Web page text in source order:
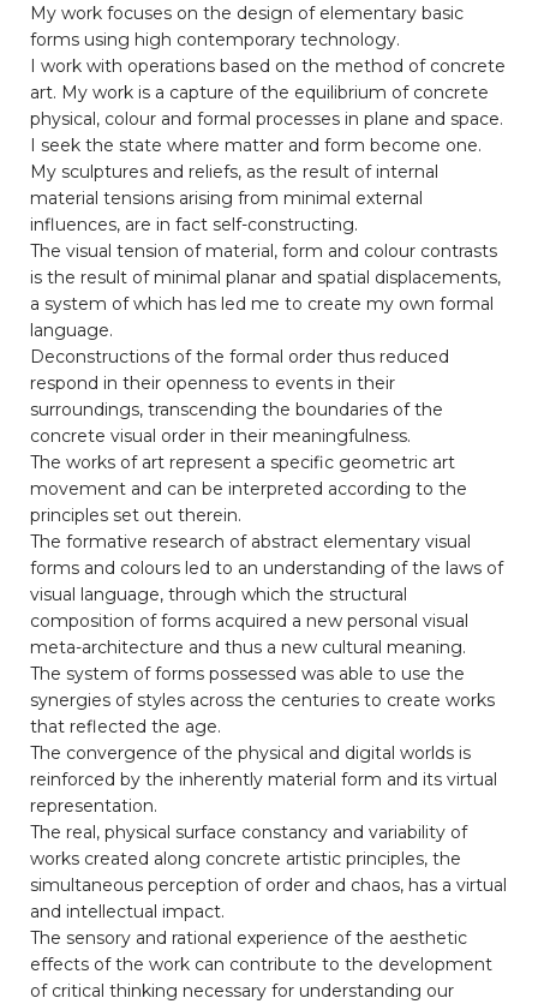
My work focuses on the design of elementary basic
forms using high contemporary technology.
I work with operations based on the method of concrete
art. My work is a capture of the equilibrium of concrete
physical, colour and formal processes in plane and space.
I seek the state where matter and form become one.
My sculptures and reliefs, as the result of internal
material tensions arising from minimal external
influences, are in fact self-constructing.
The visual tension of material, form and colour contrasts
is the result of minimal planar and spatial displacements,
a system of which has led me to create my own formal
language.
Deconstructions of the formal order thus reduced
respond in their openness to events in their
surroundings, transcending the boundaries of the
concrete visual order in their meaningfulness.
The works of art represent a specific geometric art
movement and can be interpreted according to the
principles set out therein.
The formative research of abstract elementary visual
forms and colours led to an understanding of the laws of
visual language, through which the structural
composition of forms acquired a new personal visual
meta-architecture and thus a new cultural meaning.
The system of forms possessed was able to use the
synergies of styles across the centuries to create works
that reflected the age.
The convergence of the physical and digital worlds is
reinforced by the inherently material form and its virtual
representation.
The real, physical surface constancy and variability of
works created along concrete artistic principles, the
simultaneous perception of order and chaos, has a virtual
and intellectual impact.
The sensory and rational experience of the aesthetic
effects of the work can contribute to the development
of critical thinking necessary for understanding our